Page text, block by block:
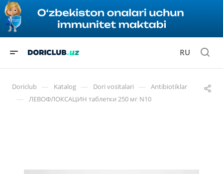
RU
Doriclub — Katalog — Dori vositalari — Antibiotiklar
— ЛЕВОФЛОКСАЦИН таблетки 250 мг N10